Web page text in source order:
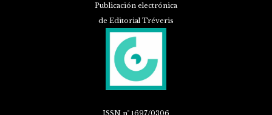
Publicación electrónica
de Editorial Tréveris
ISSN nº 1697/0306